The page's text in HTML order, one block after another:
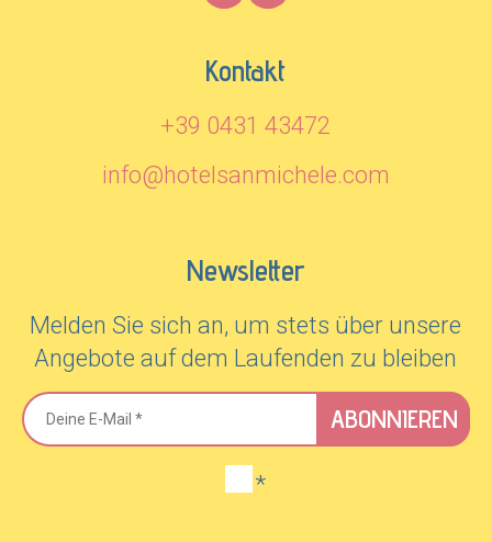
Kontakt
+39 0431 43472
info@hotelsanmichele.com
Newsletter
Melden Sie sich an, um stets über unsere
Angebote auf dem Laufenden zu bleiben
*
ABONNIEREN